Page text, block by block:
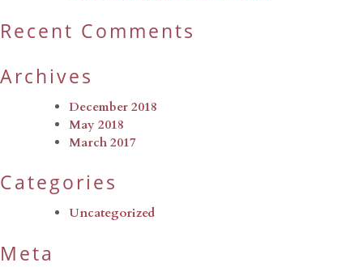
Recent Comments
Archives
December 2018
May 2018
March 2017
Categories
Uncategorized
Meta